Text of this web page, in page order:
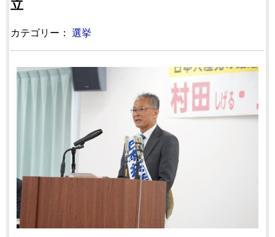
立
カテゴリー： 選挙